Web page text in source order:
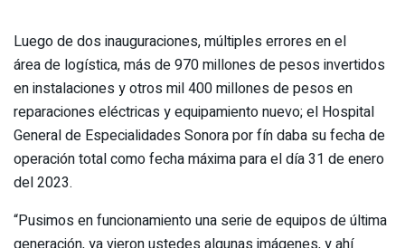
Luego de dos inauguraciones, múltiples errores en el
área de logística, más de 970 millones de pesos invertidos
en instalaciones y otros mil 400 millones de pesos en
reparaciones eléctricas y equipamiento nuevo; el Hospital
General de Especialidades Sonora por fín daba su fecha de
operación total como fecha máxima para el día 31 de enero
del 2023.
“Pusimos en funcionamiento una serie de equipos de última